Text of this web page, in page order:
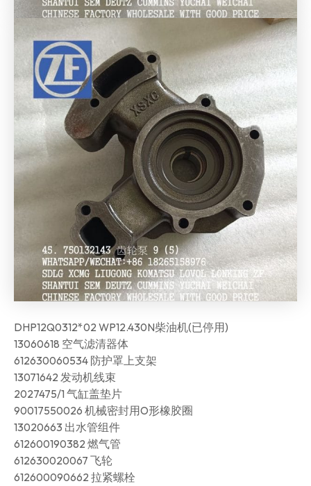
DHP12Q0312*02 WP12.430N柴油机(已停用)
13060618 空气滤清器体
612630060534 防护罩上支架
13071642 发动机线束
2027475/1 气缸盖垫片
90017550026 机械密封用O形橡胶圈
13020663 出水管组件
612600190382 燃气管
612630020067 飞轮
612600090662 拉紧螺栓